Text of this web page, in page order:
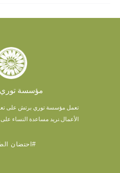
مؤسسة
تعمل مؤسسة توري برتش على
الأعمال. نريد مساعدة النساء على
#احتضان